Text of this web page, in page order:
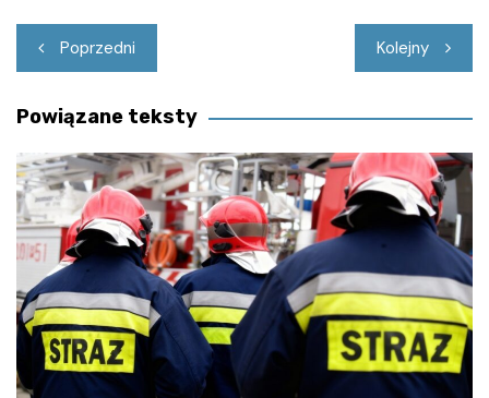
Nawigacja
wpisu
Poprzedni Kolejny
Powiązane teksty